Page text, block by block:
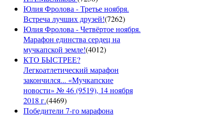
Юлия Фролова - Третье ноября.
Встреча лучших друзей!(7262)
Юлия Фролова - Четвёртое ноября.
Марафон единства сердец на
мучкапской земле!(4012)
КТО БЫСТРЕЕ?
Легкоатлетический марафон
закончился... «Мучкапские
новости» № 46 (9519), 14 ноября
2018 г.(4469)
Победители 7-го марафона